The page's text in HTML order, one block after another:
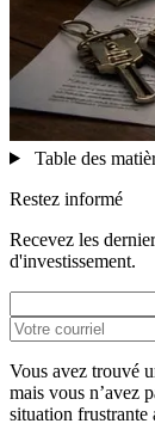
Table des
Restez informé
Recevez les
d'investissement.
Vous avez trouvé
mais vous n’avez
situation frustrante